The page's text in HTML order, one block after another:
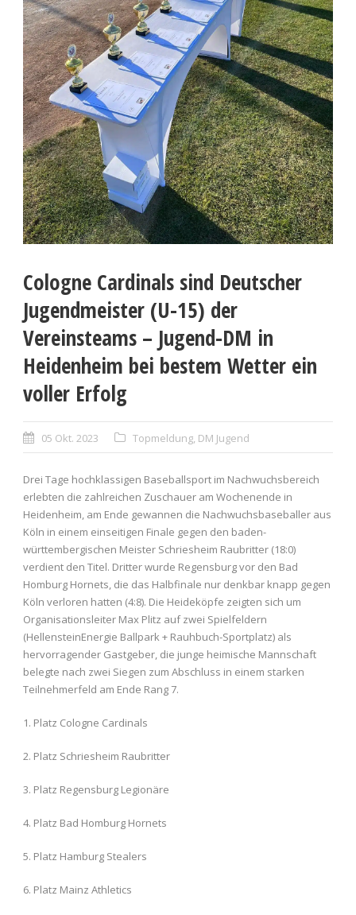
Cologne Cardinals sind Deutscher
Jugendmeister (U-15) der
Vereinsteams – Jugend-DM in
Heidenheim bei bestem Wetter ein
voller Erfolg
05 Okt. 2023 Topmeldung, DM Jugend
Drei Tage hochklassigen Base­ballsport im Nachwuchsbereich
erlebten die zahlreichen Zu­schauer am Wo­chenende in
Heidenheim, am Ende gewannen die Nachwuchsbaseballer aus
Köln in einem einseitigen Finale gegen den baden-
württembergischen Meister Schriesheim Raubritter (18:0)
verdient den Titel. Dritter wurde Regensburg vor den Bad
Homburg Hornets, die das Halbfinale nur denkbar knapp gegen
Köln verloren hatten (4:8). Die Heideköpfe zeigten sich um
Organisationsleiter Max Plitz auf zwei Spielfeldern
(HellensteinEnergie Ballpark + Rauhbuch-Sportplatz) als
hervorragender Gastgeber, die junge heimische Mannschaft
belegte nach zwei Siegen zum Abschluss in einem starken
Teilnehmerfeld am Ende Rang 7.
1. Platz Cologne Cardinals
2. Platz Schriesheim Raubritter
3. Platz Regensburg Legionäre
4. Platz Bad Homburg Hornets
5. Platz Hamburg Stealers
6. Platz Mainz Athletics